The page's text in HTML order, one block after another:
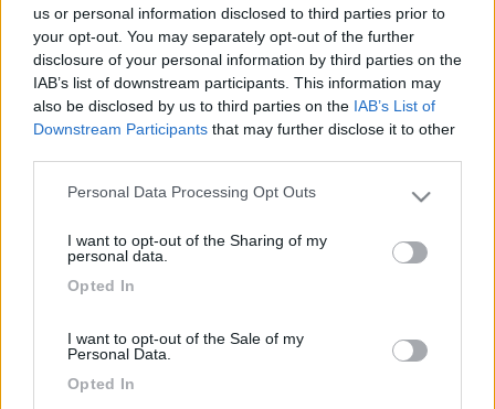
us or personal information disclosed to third parties prior to
your opt-out. You may separately opt-out of the further
disclosure of your personal information by third parties on the
IAB’s list of downstream participants. This information may
also be disclosed by us to third parties on the IAB’s List of
Downstream Participants that may further disclose it to other
Please note that this website/app uses one or more Google
not limited to your visit or usage behaviour. You may click to
use your data for below specified purposes in below Google
Personal Data Processing Opt Outs
I want to opt-out of the Sharing of my
personal data.
Opted In
I want to opt-out of the Sale of my
Personal Data.
Opted In
Domanda da uno incopetente di Ap , cosa é e cosa serve ?
Rucki
jana
18831
Inserito il01/08/2022 alle:18:54:01
Mah... Io ogni sera se ci siamo spostati comunico tramite
che ci cercheranno loro. :)
Rucki